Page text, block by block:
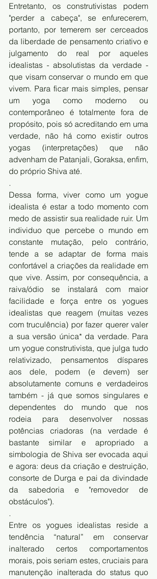
Entretanto, os construtivistas podem
"perder a cabeça", se enfurecerem,
portanto, por temerem ser cerceados
da liberdade de pensamento criativo e
julgamento do real por aqueles
idealistas - absolutistas da verdade -
que visam conservar o mundo em que
vivem. Para ficar mais simples, pensar
um yoga como moderno ou
contemporâneo é totalmente fora de
propósito, pois só acreditando em uma
verdade, não há como existir outros
yogas (interpretações) que não
advenham de Patanjali, Goraksa, enfim,
do próprio Shiva até.
.
Dessa forma, viver como um yogue
idealista é estar a todo momento com
medo de assistir sua realidade ruir. Um
individuo que percebe o mundo em
constante mutação, pelo contrário,
tende a se adaptar de forma mais
confortável a criações da realidade em
que vive. Assim, por consequência, a
raiva/ódio se instalará com maior
facilidade e força entre os yogues
idealistas que reagem (muitas vezes
com truculência) por fazer querer valer
a sua versão única* da verdade. Para
um yogue construtivista, que julga tudo
relativizado, pensamentos díspares
aos dele, podem (e devem) ser
absolutamente comuns e verdadeiros
também - já que somos singulares e
dependentes do mundo que nos
rodeia para desenvolver nossas
potências criadoras (na verdade é
bastante similar e apropriado a
simbologia de Shiva ser evocada aqui
e agora: deus da criação e destruição,
consorte de Durga e pai da divindade
da sabedoria e "removedor de
obstáculos").
.
Entre os yogues idealistas reside a
tendência “natural” em conservar
inalterado certos comportamentos
morais, pois seriam estes, cruciais para
manutenção inalterada do status quo